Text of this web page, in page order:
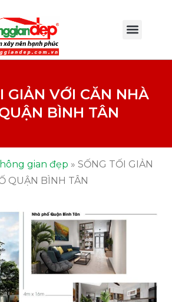
GIẢN VỚI CĂN NHÀ
BÌNH TÂN
gian đẹp » SỐNG TỐI GIẢN
QUẬN BÌNH TÂN